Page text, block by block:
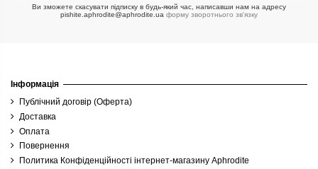
Ви зможете скасувати підписку в будь-який час, написавши нам на адресу
pishite.aphrodite@aphrodite.ua форму зворотнього зв'язку
Інформація
Публічний договір (Оферта)
Доставка
Оплата
Повернення
Политика Конфіденційності інтернет-магазину Aphrodite